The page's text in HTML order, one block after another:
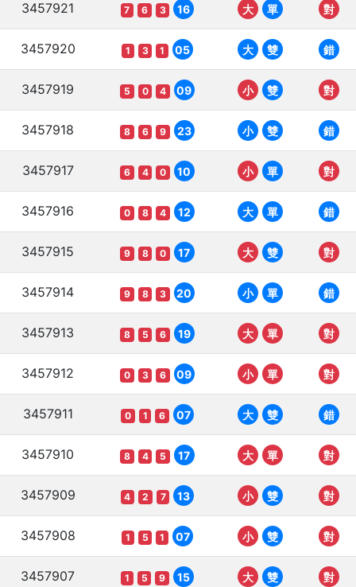
3457921 7 6 3 16 大 單 對
3457920 1 3 1 05 大 雙 錯
3457919 5 0 4 09 小 雙 對
3457918 8 6 9 23 小 雙 錯
3457917 6 4 0 10 小 單 對
3457916 0 8 4 12 大 單 錯
3457915 9 8 0 17 大 雙 對
3457914 9 8 3 20 小 單 錯
3457913 8 5 6 19 大 單 對
3457912 0 3 6 09 小 單 對
3457911 0 1 6 07 大 雙 錯
3457910 8 4 5 17 大 單 對
3457909 4 2 7 13 小 雙 對
3457908 1 5 1 07 小 雙 對
3457907 1 5 9 15 大 雙 對